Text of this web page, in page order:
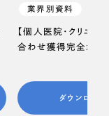
業界別資料
【個人医院・クリニッ
合わせ獲得完全ガイ
ダウンロード